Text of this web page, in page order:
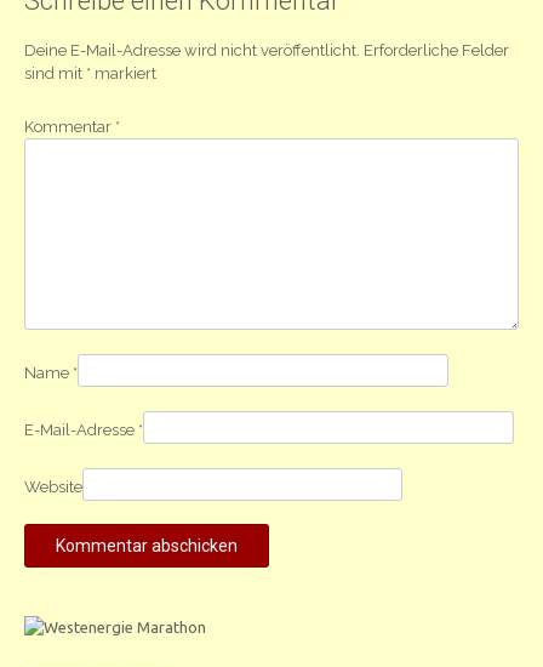
Deine E-Mail-Adresse wird nicht veröffentlicht. Erforderliche Felder
sind mit * markiert
Kommentar *
Name *
E-Mail-Adresse *
Website